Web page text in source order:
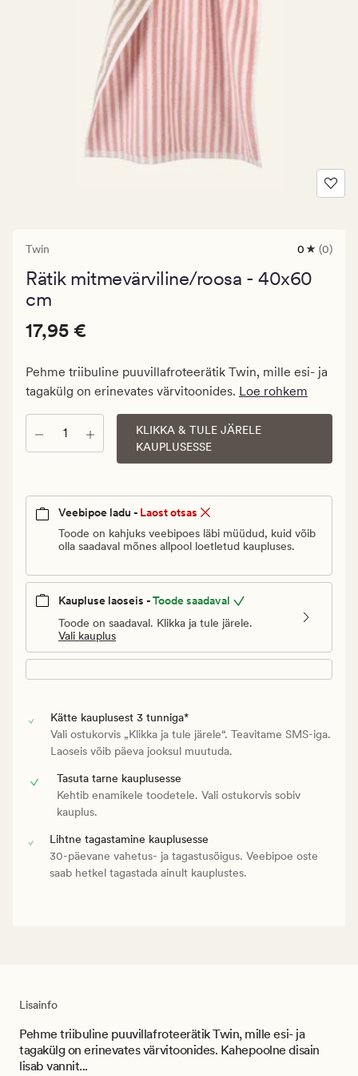
Twin
0
keskmise
0 (0)
Rätik mitmevärviline/roosa - 40x60
cm
Pris_ee
17,95
pris_ee
17,95
Pris_ee
17,95 €
Pehme triibuline puuvillafroteerätik Twin, mille esi- ja
tagakülg on erinevates värvitoonides. Loe rohkem
Kogus
KLIKKA & TULE JÄRELE
KAUPLUSESSE
Veebipoe ladu - Laost otsas
Toode on kahjuks veebipoes läbi müüdud, kuid võib
olla saadaval mõnes allpool loetletud kaupluses.
Kaupluse laoseis -Toode saadaval
Toode on saadaval. Klikka ja tule järele.
Vali kauplus
Kätte kauplusest 3 tunniga*
Vali ostukorvis „Klikka ja tule järele“. Teavitame SMS-iga.
Laoseis võib päeva jooksul muutuda.
Tasuta tarne kauplusesse
Kehtib enamikele toodetele. Vali ostukorvis sobiv
kauplus.
Lihtne tagastamine kauplusesse
30-päevane vahetus- ja tagastusõigus. Veebipoe oste
saab hetkel tagastada ainult kauplustes.
Lisainfo
Pehme triibuline puuvillafroteerätik Twin, mille esi- ja
tagakülg on erinevates värvitoonides. Kahepoolne disain
lisab vannit...